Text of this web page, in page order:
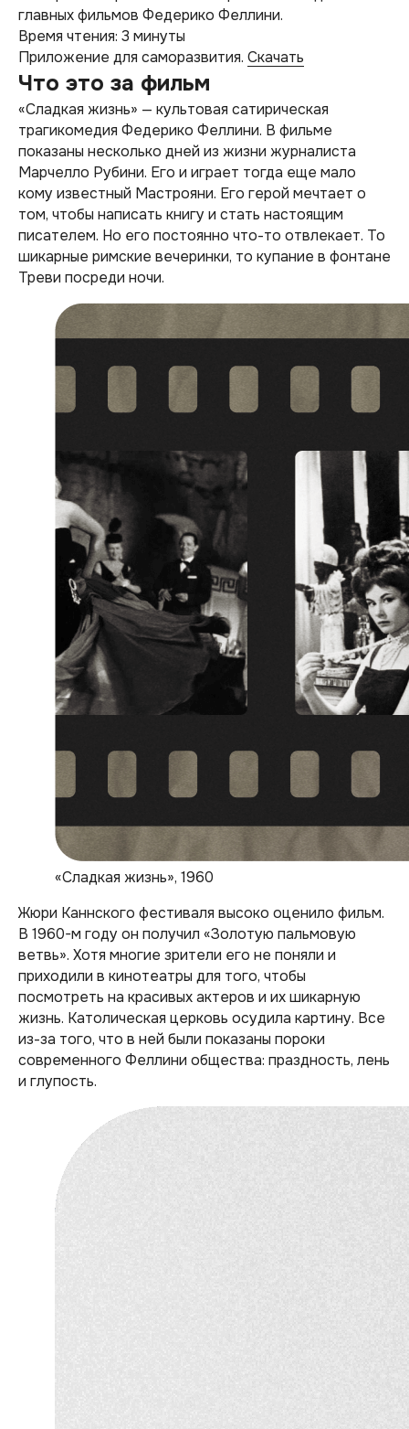
главных фильмов Федерико Феллини.
Время чтения: 3 минуты
Приложение для саморазвития. Скачать
Что это за фильм
«Сладкая жизнь» — культовая сатирическая
трагикомедия Федерико Феллини. В фильме
показаны несколько дней из жизни журналиста
Марчелло Рубини. Его и играет тогда еще мало
кому известный Мастрояни. Его герой мечтает о
том, чтобы написать книгу и стать настоящим
писателем. Но его постоянно что-то отвлекает. То
шикарные римские вечеринки, то купание в фонтане
Треви посреди ночи.
«Сладкая жизнь», 1960
Жюри Каннского фестиваля высоко оценило фильм.
В 1960-м году он получил «Золотую пальмовую
ветвь». Хотя многие зрители его не поняли и
приходили в кинотеатры для того, чтобы
посмотреть на красивых актеров и их шикарную
жизнь. Католическая церковь осудила картину. Все
из-за того, что в ней были показаны пороки
современного Феллини общества: праздность, лень
и глупость.